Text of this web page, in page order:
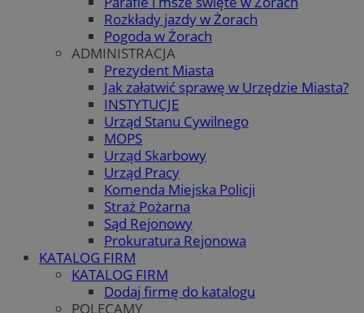
Rozkłady jazdy w Żorach
Pogoda w Żorach
ADMINISTRACJA
Prezydent Miasta
Jak załatwić sprawę w Urzędzie Miasta?
INSTYTUCJE
Urząd Stanu Cywilnego
MOPS
Urząd Skarbowy
Urząd Pracy
Komenda Miejska Policji
Straż Pożarna
Sąd Rejonowy
Prokuratura Rejonowa
KATALOG FIRM
KATALOG FIRM
Dodaj firmę do katalogu
POLECAMY